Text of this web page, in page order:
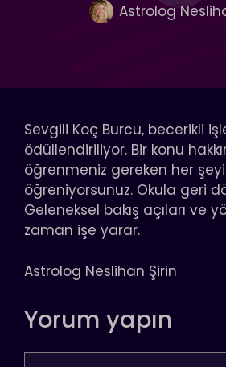
Astrolog
Sevgili Koç Burcu, becerikli
ödüllendiriliyor. Bir konu
öğrenmeniz gereken her şeyi
öğreniyorsunuz. Okula geri
Geleneksel bakış açıları ve
zaman işe yarar.
Astrolog Neslihan Şirin
Yorum yapın